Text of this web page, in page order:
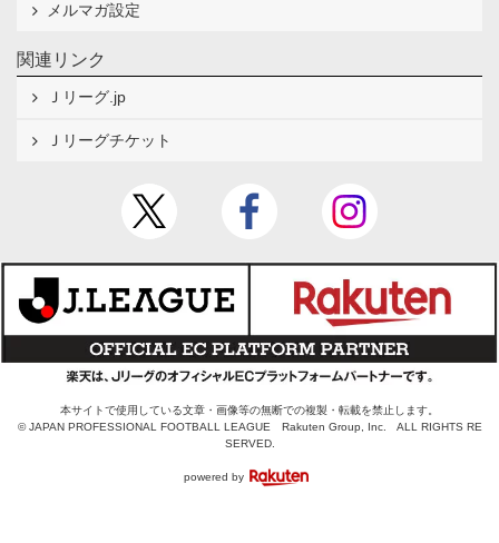
メルマガ設定
関連リンク
Ｊリーグ.jp
Ｊリーグチケット
本サイトで使用している文章・画像等の無断での複製・転載を禁止します。
© JAPAN PROFESSIONAL FOOTBALL LEAGUE Rakuten Group, Inc. ALL RIGHTS RE
SERVED.
powered by